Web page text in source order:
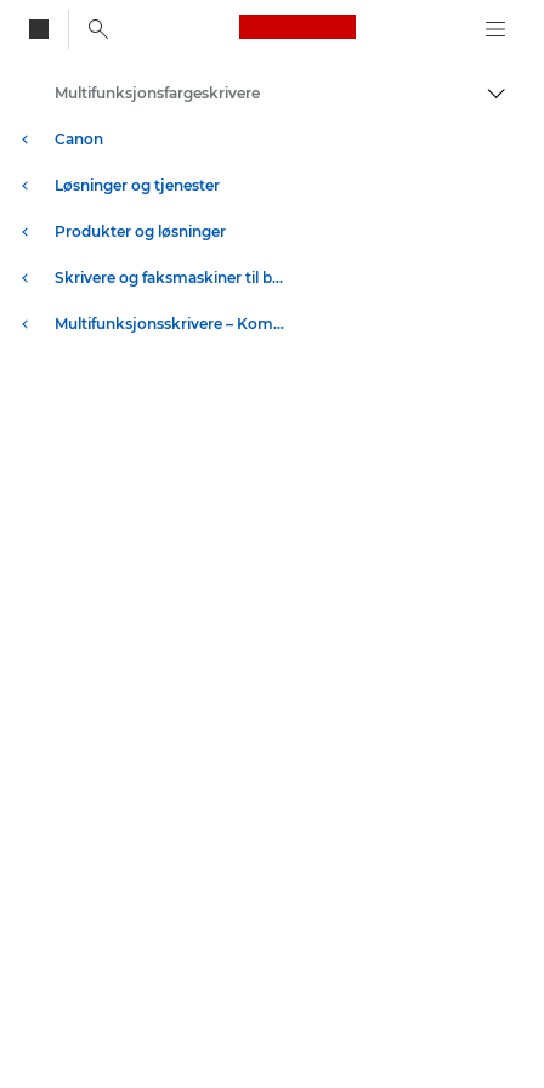
Canon Logo, back
Canon
Løsninger og tjenester
Produkter og løsninger
Skrivere og faksmaskiner til bedrifter
Multifunksjonsskrivere – Kompakte skrivere
Multifunksjonsfargeskrivere